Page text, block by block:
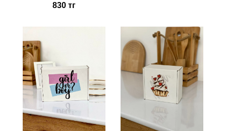
830 тг